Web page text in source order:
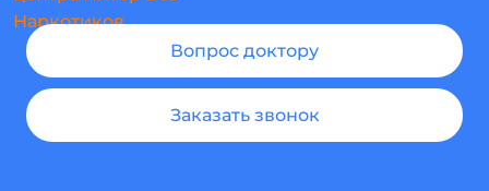
Вопрос доктору
Заказать звонок